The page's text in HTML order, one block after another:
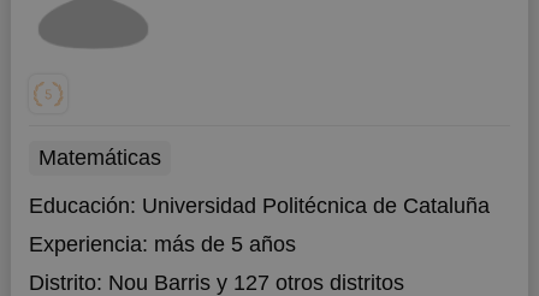
Matemáticas
Educación: Universidad Politécnica de Cataluña
Experiencia: más de 5 años
Distrito: Nou Barrisy 127 otros distritos